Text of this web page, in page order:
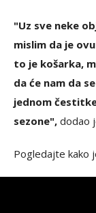
"Uz sve neke
mislim da je
to je košarka,
da će nam da
jednom
sezone", dodao
Pogledajte kako